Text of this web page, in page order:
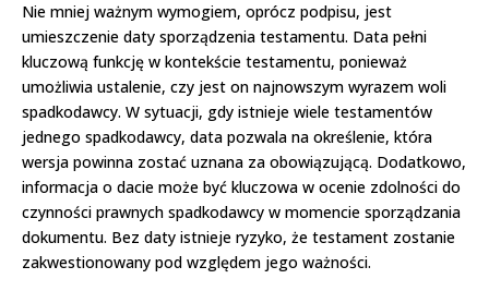
Nie mniej ważnym wymogiem, oprócz podpisu, jest
umieszczenie daty sporządzenia testamentu. Data pełni
kluczową funkcję w kontekście testamentu, ponieważ
umożliwia ustalenie, czy jest on najnowszym wyrazem woli
spadkodawcy. W sytuacji, gdy istnieje wiele testamentów
jednego spadkodawcy, data pozwala na określenie, która
wersja powinna zostać uznana za obowiązującą. Dodatkowo,
informacja o dacie może być kluczowa w ocenie zdolności do
czynności prawnych spadkodawcy w momencie sporządzania
dokumentu. Bez daty istnieje ryzyko, że testament zostanie
zakwestionowany pod względem jego ważności.